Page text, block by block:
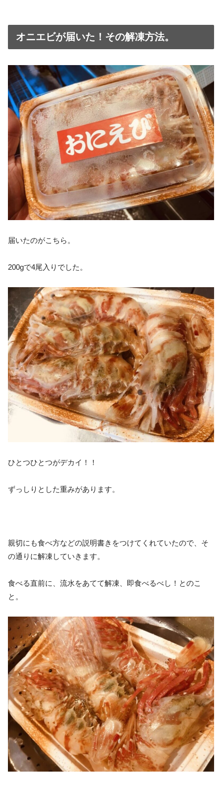
オニエビが届いた！その解凍方法。
届いたのがこちら。
200gで4尾入りでした。
ひとつひとつがデカイ！！
ずっしりとした重みがあります。
親切にも食べ方などの説明書きをつけてくれていたので、そ
の通りに解凍していきます。
食べる直前に、流水をあてて解凍、即食べるべし！とのこ
と。